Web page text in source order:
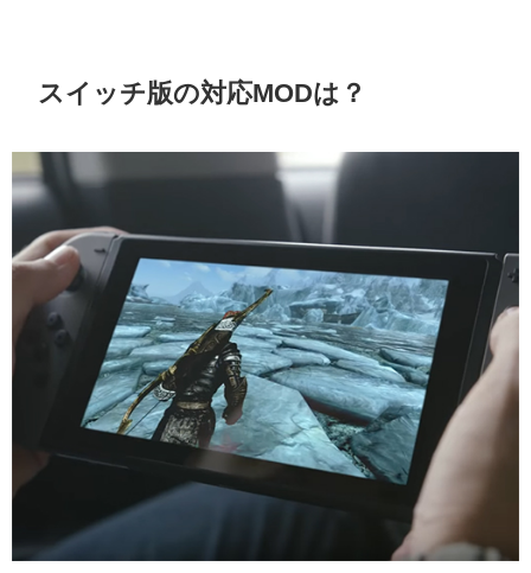
スイッチ版の対応MODは？